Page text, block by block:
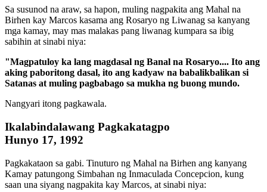
Sa susunod na araw, sa hapon, muling nagpakita ang Mahal na
Birhen kay Marcos kasama ang Rosaryo ng Liwanag sa kanyang
mga kamay, may mas malakas pang liwanag kumpara sa ibig
sabihin at sinabi niya:
"Magpatuloy ka lang magdasal ng Banal na Rosaryo.... Ito ang
aking paboritong dasal, ito ang kadyaw na babalikbalikan si
Satanas at muling pagbabago sa mukha ng buong mundo.
Nangyari itong pagkawala.
Ikalabindalawang Pagkakatagpo
Hunyo 17, 1992
Pagkakataon sa gabi. Tinuturo ng Mahal na Birhen ang kanyang
Kamay patungong Simbahan ng Inmaculada Concepcion, kung
saan una siyang nagpakita kay Marcos, at sinabi niya: